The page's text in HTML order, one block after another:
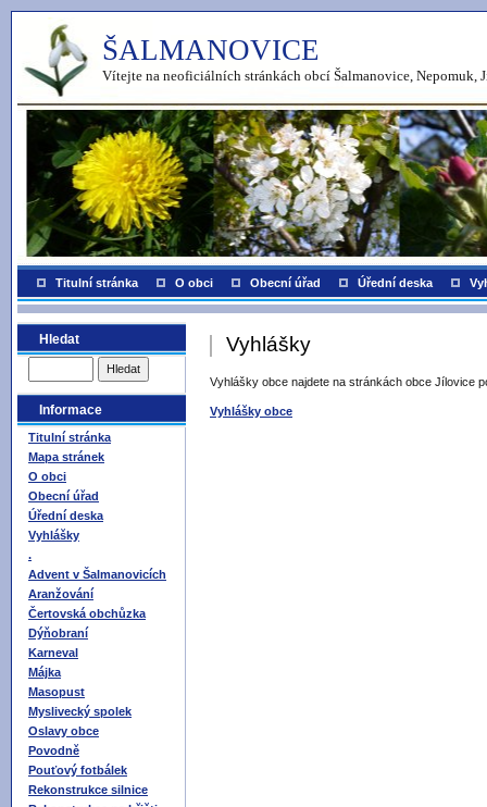
ŠALMANOVICE
Vítejte na neoficiálních stránkách obcí Šalmanovice, Nepomuk,
Titulní stránka O obci Obecní úřad Úřední deska
Hledat
Informace
Titulní stránka
Mapa stránek
O obci
Obecní úřad
Úřední deska
Vyhlášky
.
Advent v Šalmanovicích
Aranžování
Čertovská obchůzka
Dýňobraní
Karneval
Májka
Masopust
Myslivecký spolek
Oslavy obce
Povodně
Pouťový fotbálek
Rekonstrukce silnice
Vyhlášky
Vyhlášky obce najdete na stránkách obce Jílovice
Vyhlášky obce